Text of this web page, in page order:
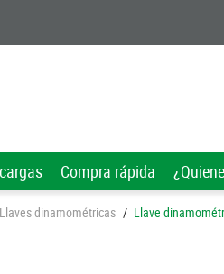
Compra rápida
Llaves dinamométricas / Llave